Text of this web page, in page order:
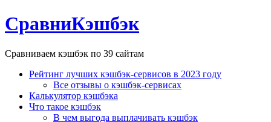
СравниКэшбэк
Сравниваем кэшбэк по 39 сайтам
Рейтинг лучших кэшбэк-сервисов в 2023 году
Все отзывы о кэшбэк-сервисах
Калькулятор кэшбэка
Что такое кэшбэк
В чем выгода выплачивать кэшбэк